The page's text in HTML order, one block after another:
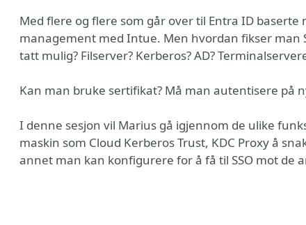
Med flere og flere som går over til Entra ID
management med Intue. Men hvordan fikser man
tatt mulig? Filserver? Kerberos? AD?
Kan man bruke sertifikat? Må man autentisere på
I denne sesjon vil Marius gå igjennom de ulike
maskin som Cloud Kerberos Trust, KDC Proxy å
annet man kan konfigurere for å få til SSO mot de